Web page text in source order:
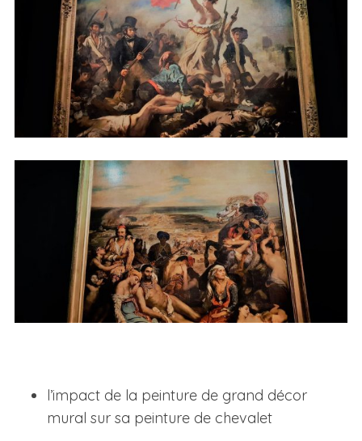
l’impact de la peinture de grand décor
mural sur sa peinture de chevalet